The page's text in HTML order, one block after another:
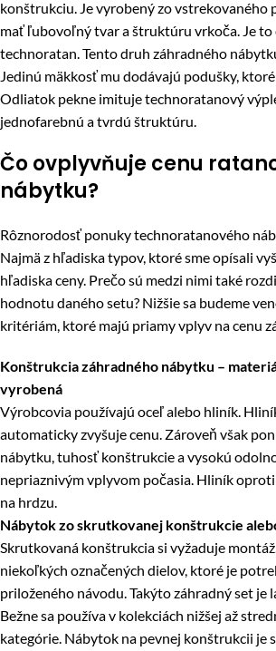
konštrukciu. Je vyrobený zo vstrekovaného
mať ľubovoľný tvar a štruktúru vrkoča. Je
technoratan. Tento druh záhradného
Jedinú mäkkosť mu dodávajú podušky,
Odliatok pekne imituje technoratanový
jednofarebnú a tvrdú štruktúru.
Čo ovplyvňuje cenu
nábytku?
Rôznorodosť ponuky technoratanového
Najmä z hľadiska typov, ktoré sme opísali
hľadiska ceny. Prečo sú medzi nimi také
hodnotu daného setu? Nižšie sa budeme
kritériám, ktoré majú priamy vplyv na cenu
Konštrukcia záhradného nábytku –
vyrobená
Výrobcovia používajú oceľ alebo hliník.
automaticky zvyšuje cenu. Zároveň však
nábytku, tuhosť konštrukcie a vysokú
nepriaznivým vplyvom počasia. Hliník
na hrdzu.
Nábytok zo skrutkovanej konštrukcie
Skrutkovaná konštrukcia si vyžaduje
niekoľkých označených dielov, ktoré je
priloženého návodu. Takýto záhradný set je
Bežne sa používa v kolekciách nižšej až
kategórie. Nábytok na pevnej konštrukcii je